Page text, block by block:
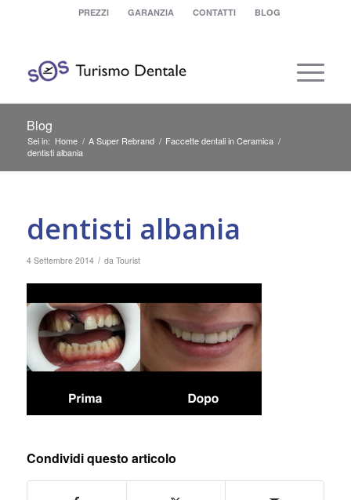
PREZZI GARANZIA CONTATTI BLOG
Blog
Sei in: Home / A Super Rebrand / Faccette dentali in Ceramica /
dentisti albania
dentisti albania
4 Settembre 2014 / da Tourist
Condividi questo articolo